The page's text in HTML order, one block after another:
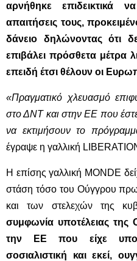
αρνήθηκε επιδεικτικά
απαιτήσεις τους,
δάνειο δηλώνοντας ότι
επιβάλει πρόσθετα μέτρα
επειδή έτσι θέλουν οι
«Πραγματικό χλευασμό
στο ΔΝΤ και στην ΕΕ που
να εκτιμήσουν το
έγραψε η γαλλική
Η επίσης γαλλική MONDE
στάση τόσο του Ούγγρου
και των στελεχών της
συμφωνία υποτέλειας της
την ΕΕ που είχε
σοσιαλιστική και εκεί,